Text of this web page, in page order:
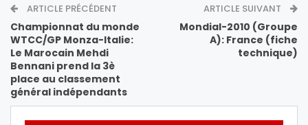
ARTICLE PRÉCÉDENT
Championnat du monde
WTCC/GP Monza-Italie:
Le Marocain Mehdi
Bennani prend la 3è
place au classement
général indépendants
ARTICLE SUIVANT
Mondial-2010 (Groupe
A): France (fiche
technique)